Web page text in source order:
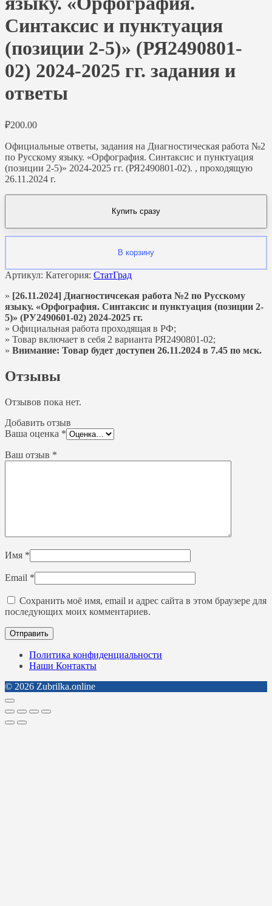
Синтаксис и пунктуация
(позиции 2-5)» (РЯ2490801-
02) 2024-2025 гг. задания и
ответы
₽200.00
Официальные ответы, задания на Диагностическая работа №2
по Русскому языку. «Орфография. Синтаксис и пунктуация
(позиции 2-5)» 2024-2025 гг. (РЯ2490801-02). , проходящую
26.11.2024 г.
Купить сразу
В корзину
Артикул: Категория: СтатГрад
» [26.11.2024] Диагностичсекая работа №2 по Русскому
языку. «Орфография. Синтаксис и пунктуация (позиции 2-
5)» (РУ2490601-02) 2024-2025 гг.
» Официальная работа проходящая в РФ;
» Товар включает в себя 2 варианта РЯ2490801-02;
» Внимание: Товар будет доступен 26.11.2024 в 7.45 по мск.
Отзывы
Отзывов пока нет.
Добавить отзыв
Ваша оценка *
Ваш отзыв *
Имя *
Email *
Сохранить моё имя, email и адрес сайта в этом браузере для
последующих моих комментариев.
Политика конфиденциальности
Наши Контакты
© 2026 Zubrilka.online